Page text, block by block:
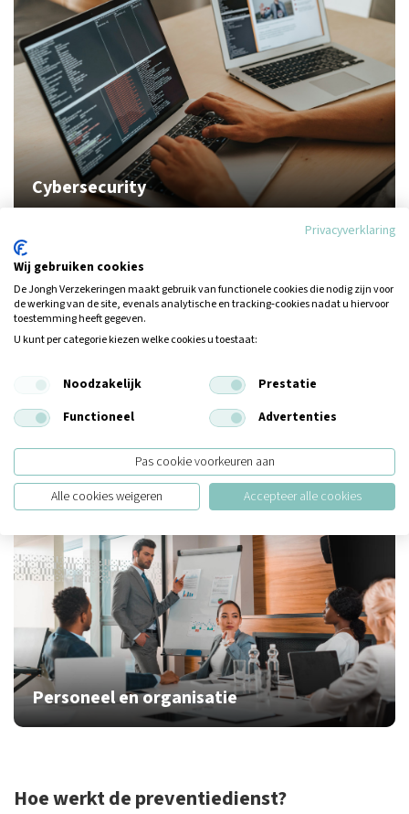
Cybersecurity
Juridische zaken
Personeel en organisatie
Hoe werkt de preventiedienst?
Privacyverklaring
Wij gebruiken cookies
De Jongh Verzekeringen maakt gebruik van functionele cookies die nodig zijn voor
de werking van de site, evenals analytische en tracking‑cookies nadat u hiervoor
toestemming heeft gegeven.
U kunt per categorie kiezen welke cookies u toestaat:
Noodzakelijk
Prestatie
Functioneel
Advertenties
Pas cookie voorkeuren aan
Alle cookies weigeren
Accepteer alle cookies